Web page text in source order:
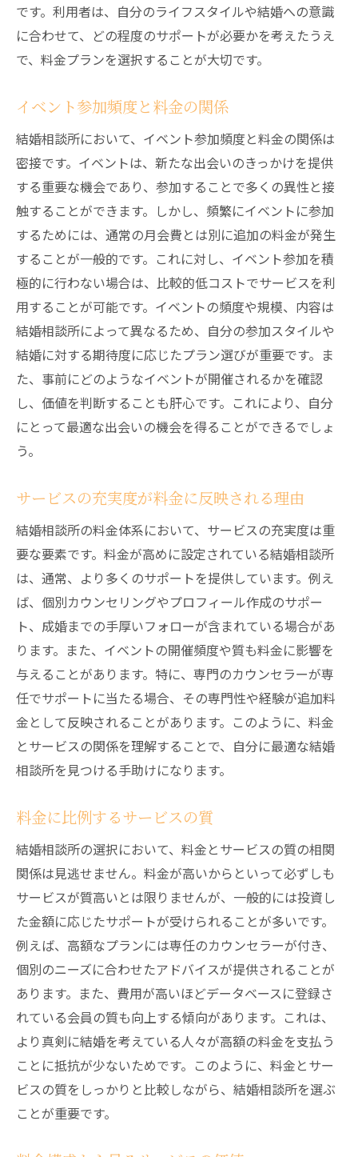
です。利用者は、自分のライフスタイルや結婚への意識
に合わせて、どの程度のサポートが必要かを考えたうえ
で、料金プランを選択することが大切です。
イベント参加頻度と料金の関係
結婚相談所において、イベント参加頻度と料金の関係は
密接です。イベントは、新たな出会いのきっかけを提供
する重要な機会であり、参加することで多くの異性と接
触することができます。しかし、頻繁にイベントに参加
するためには、通常の月会費とは別に追加の料金が発生
することが一般的です。これに対し、イベント参加を積
極的に行わない場合は、比較的低コストでサービスを利
用することが可能です。イベントの頻度や規模、内容は
結婚相談所によって異なるため、自分の参加スタイルや
結婚に対する期待度に応じたプラン選びが重要です。ま
た、事前にどのようなイベントが開催されるかを確認
し、価値を判断することも肝心です。これにより、自分
にとって最適な出会いの機会を得ることができるでしょ
う。
サービスの充実度が料金に反映される理由
結婚相談所の料金体系において、サービスの充実度は重
要な要素です。料金が高めに設定されている結婚相談所
は、通常、より多くのサポートを提供しています。例え
ば、個別カウンセリングやプロフィール作成のサポー
ト、成婚までの手厚いフォローが含まれている場合があ
ります。また、イベントの開催頻度や質も料金に影響を
与えることがあります。特に、専門のカウンセラーが専
任でサポートに当たる場合、その専門性や経験が追加料
金として反映されることがあります。このように、料金
とサービスの関係を理解することで、自分に最適な結婚
相談所を見つける手助けになります。
料金に比例するサービスの質
結婚相談所の選択において、料金とサービスの質の相関
関係は見逃せません。料金が高いからといって必ずしも
サービスが質高いとは限りませんが、一般的には投資し
た金額に応じたサポートが受けられることが多いです。
例えば、高額なプランには専任のカウンセラーが付き、
個別のニーズに合わせたアドバイスが提供されることが
あります。また、費用が高いほどデータベースに登録さ
れている会員の質も向上する傾向があります。これは、
より真剣に結婚を考えている人々が高額の料金を支払う
ことに抵抗が少ないためです。このように、料金とサー
ビスの質をしっかりと比較しながら、結婚相談所を選ぶ
ことが重要です。